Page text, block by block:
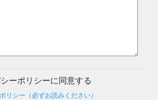
ーポリシーに同意する
リシー（必ずお読みください）